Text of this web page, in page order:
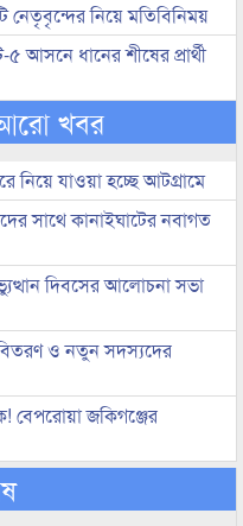
নেতৃবৃন্দের নিয়ে মতিবিনিময়
আসনে ধানের শীষের প্রার্থী
খবর
যাওয়া হচ্ছে আটগ্রামে
সাথে কানাইঘাটের নবাগত
দিবসের আলোচনা সভা
বিতরণ ও নতুন সদস্যদের
বেপরোয়া জকিগঞ্জের